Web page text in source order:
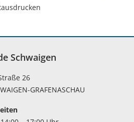
ausdrucken
Schwaigen
26
GRAFENASCHAU